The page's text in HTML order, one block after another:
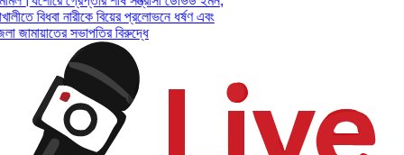
বিধবা নারীকে বিয়ের প্রলোভনে ধর্ষণ এবং
সভাপতির বিরুদ্ধে